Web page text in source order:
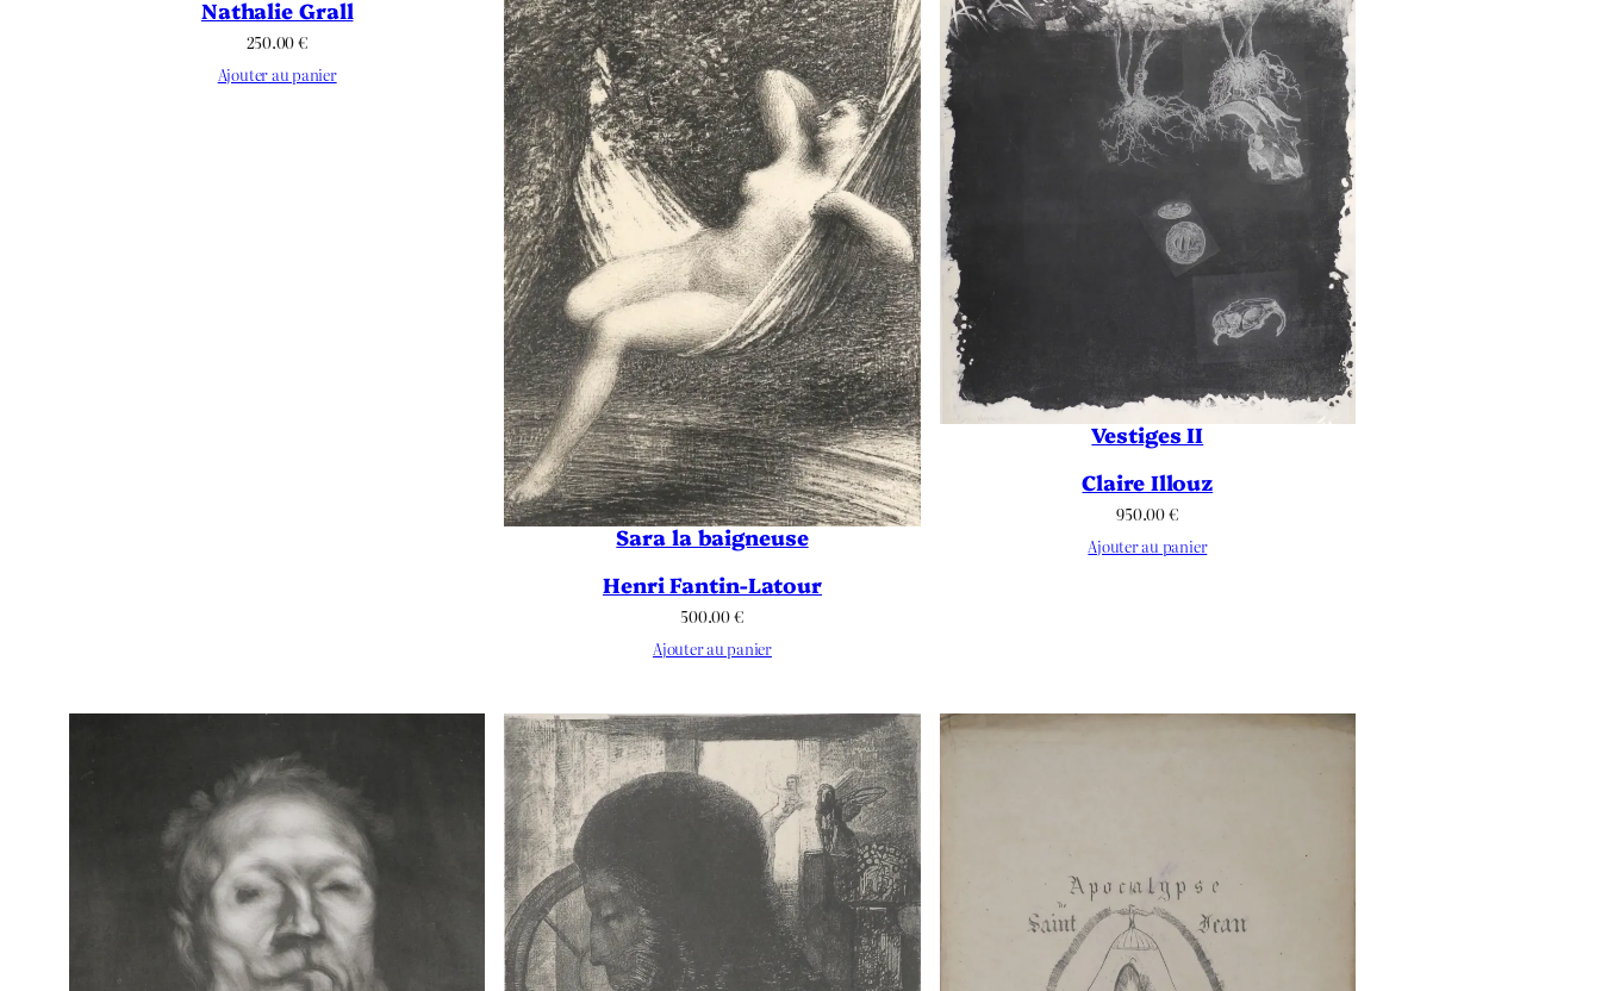
Nathalie Grall
250.00€
Ajouter au panier
Sara la baigneuse
Henri Fantin-Latour
500.00€
Ajouter au panier
Vestiges II
Claire Illouz
950.00€
Ajouter au panier